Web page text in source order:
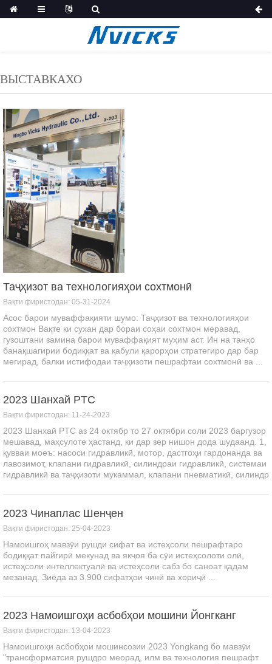
ВЫСТАВКАХО
Таҷҳизот ва технологияҳои сохтмонӣ
Вақти фиристодан: 05-31-2024
Асос барои муваффақияти шумо: Таҷҳизот ва технологияҳои
сохтмон Вақте ки сухан дар бораи соҳаи сохтмон меравад,
гузоштани замина барои муваффақият муҳим аст. Ин на танҳо
банақшагирии бодиққат ва қабули қарорҳои стратегиро дар бар
мегирад, балки истифодаи таҷҳизоти пешрафтаи сохтмонӣ ва ...
2023 Шанхай PTC
Вақти фиристодан: 11-24-2023
2023 Шанхай PTC аз 24 октябр то 27 октябри соли 2023 баргузор
мешавад, маҳсулоте ҳастанд, ки дар зер нишон дода шудаанд. 1,
қувваи моеъ: насоси гидравликӣ, мотор, дастгоҳи гардонанда ва
лавозимот, клапани гидравликӣ, силиндраи гидравликӣ, системаи
гидравликӣ ва таҷҳизоти мукаммал, клапани пневматикӣ, силиндр
2023 Чинаплас Шенҷен
Вақти фиристодан: 25-04-2023
Намоишгоҳ мавзӯи рушди сифат ва истеҳсоли пешрафтаро
бодиққат пайгирӣ мекунад ва якҷоя ба сӯи истеҳсолоти олӣ,
истеҳсоли интеллектуалӣ ва истеҳсоли сабз бо саноат қадам
мезанад. Зиёда аз 3,900 сифатҳои чинӣ ва хориҷӣ ...
2023 Намоишгоҳи асбобҳои мошини Йонгканг
Вақти фиристодан: 13-04-2023
Намоишгоҳи асбобҳои мошинсозии 2023 Yongkang бо мавзӯи
"трансформатсия рушдро меорад, илм ва технология пешрафт